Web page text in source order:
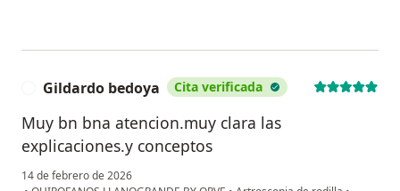
Gildardo bedoya Cita verificada
Muy bn bna atencion.muy clara las
explicaciones.y conceptos
14 de febrero de 2026